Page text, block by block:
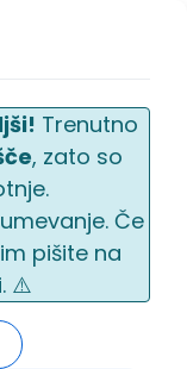
Trenutno
, zato so
Če
pišite na
⚠️